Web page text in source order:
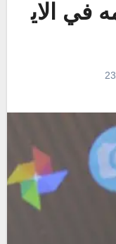
في الاي